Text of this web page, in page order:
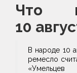
Что
10
В народе 10
ремесло